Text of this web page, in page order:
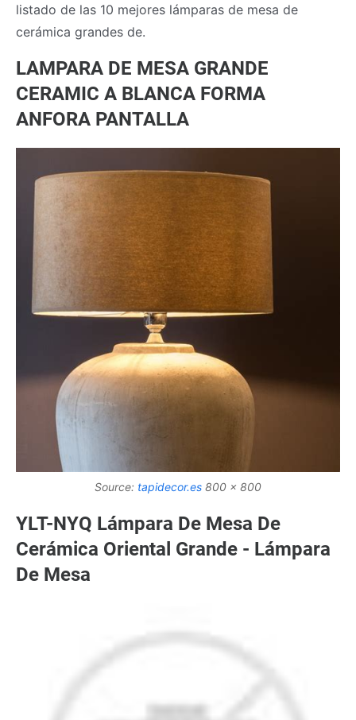
listado de las 10 mejores lámparas de mesa de
cerámica grandes de.
LAMPARA DE MESA GRANDE
CERAMIC A BLANCA FORMA
ANFORA PANTALLA
Source: tapidecor.es 800 x 800
YLT-NYQ Lámpara De Mesa De
Cerámica Oriental Grande - Lámpara
De Mesa